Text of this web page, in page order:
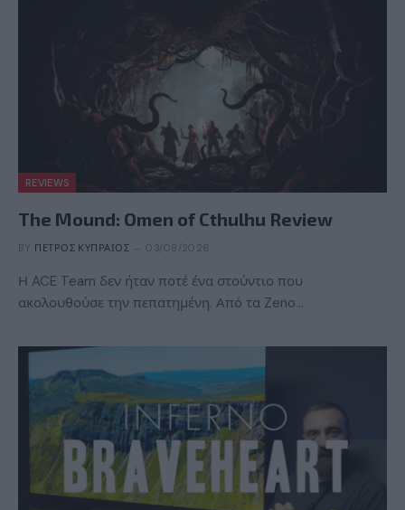
REVIEWS
The Mound: Omen of Cthulhu Review
BY ΠΈΤΡΟΣ ΚΥΠΡΑΊΟΣ 03/08/2026
Η ACE Team δεν ήταν ποτέ ένα στούντιο που
ακολουθούσε την πεπατημένη. Από τα Zeno…